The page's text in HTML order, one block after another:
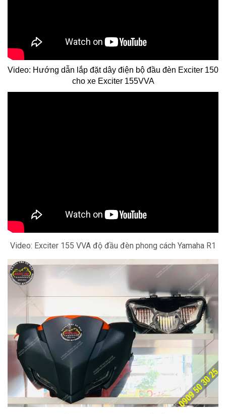
Video: Hướng dẫn lắp đặt dây điện bộ đầu đèn Exciter 150
cho xe Exciter 155VVA
Video: Exciter 155 VVA độ đầu đèn phong cách Yamaha R1